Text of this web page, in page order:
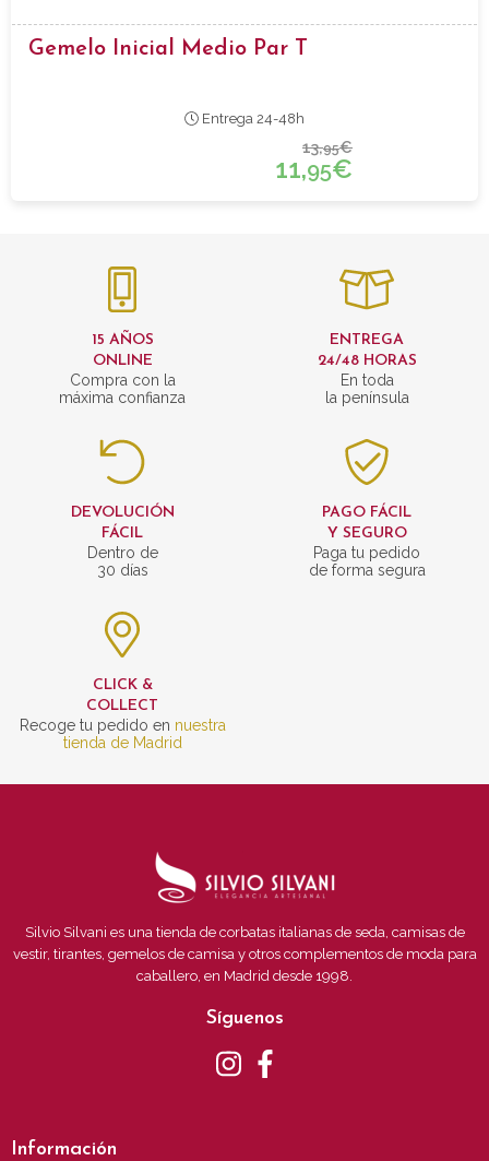
Gemelo Inicial Medio Par T
Entrega 24-48h
13,95€
11,95€
15 AÑOS
ONLINE
Compra con la
máxima confianza
ENTREGA
24/48 HORAS
En toda
la península
DEVOLUCIÓN
FÁCIL
Dentro de
30 días
PAGO FÁCIL
Y SEGURO
Paga tu pedido
de forma segura
CLICK &
COLLECT
Recoge tu pedido en nuestra
tienda de Madrid
Silvio Silvani es una tienda de corbatas italianas de seda, camisas de
vestir, tirantes, gemelos de camisa y otros complementos de moda para
caballero, en Madrid desde 1998.
Síguenos
Información